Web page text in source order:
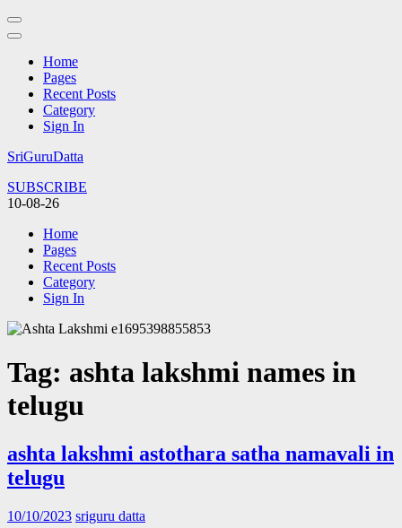
Home
Pages
Recent Posts
Category
Sign In
Skip
content
(Press
SriGuruDatta
SUBSCRIBE
10-08-26
Home
Pages
Recent Posts
Category
Sign In
Tag: ashta lakshmi names in
telugu
ashta lakshmi astothara satha namavali in
telugu
10/10/2023 sriguru datta